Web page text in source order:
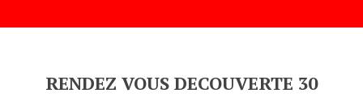
RENDEZ VOUS DECOUVERTE 30